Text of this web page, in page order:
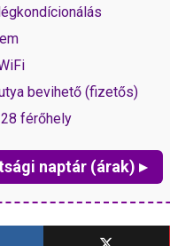
bevihető (fizetős)
férőhely
naptár (árak) ▸